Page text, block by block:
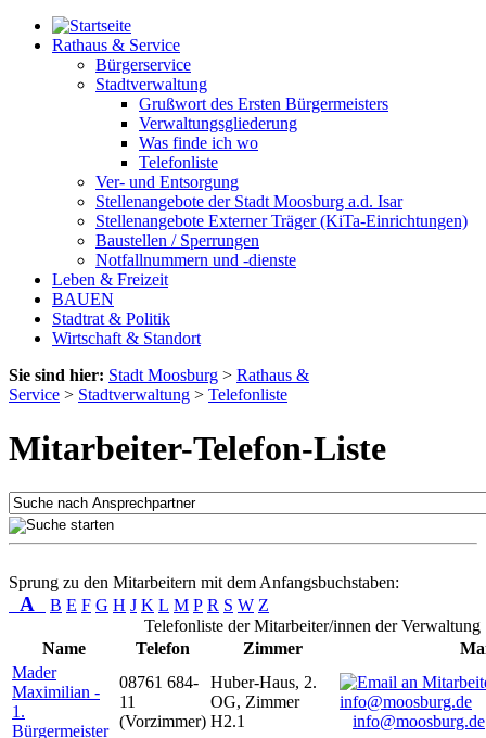
Rathaus & Service
Bürgerservice
Stadtverwaltung
Grußwort des Ersten Bürgermeisters
Verwaltungsgliederung
Was finde ich wo
Telefonliste
Ver- und Entsorgung
Stellenangebote der Stadt Moosburg a.d. Isar
Stellenangebote Externer Träger (KiTa-Einrichtungen)
Baustellen / Sperrungen
Notfallnummern und -dienste
Leben & Freizeit
BAUEN
Stadtrat & Politik
Wirtschaft & Standort
Sie sind hier: Stadt Moosburg > Rathaus &
Service > Stadtverwaltung > Telefonliste
Mitarbeiter-Telefon-Liste
Sprung zu den Mitarbeitern mit dem Anfangsbuchstaben:
A B E F G H J K L M P R S W Z
Telefonliste der Mitarbeiter/innen der Verwaltung
Name
Telefon Zimmer
Mader
Maximilian -
1.
Bürgermeister
08761 684-
11
(Vorzimmer)
Huber-Haus, 2.
OG, Zimmer
H2.1
info@moosburg.de